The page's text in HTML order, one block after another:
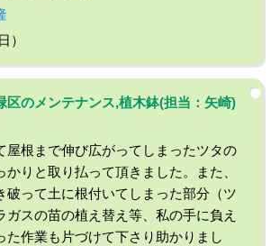
）
区のメンテナンス,植木鉢(担当：矢崎)
屋根まで伸び広がってしまったツタの
りと取り払って頂きました。また、
破って土に根付いてしまった部分（ツ
ガスの苗の植え替え等、私の手に負え
た作業も片づけて下さり助かりまし